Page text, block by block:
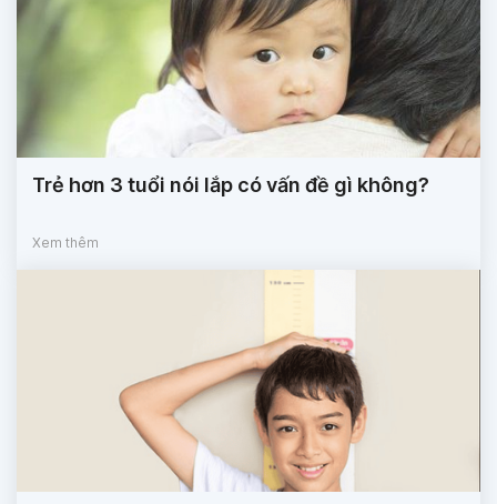
Trẻ hơn 3 tuổi nói lắp có vấn đề gì không?
Xem thêm